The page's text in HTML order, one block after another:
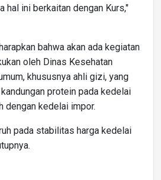
hal ini berkaitan dengan Kurs,"
bahwa akan ada kegiatan
oleh Dinas Kesehatan
khususnya ahli gizi, yang
protein pada kedelai
dengan kedelai impor.
pada stabilitas harga kedelai